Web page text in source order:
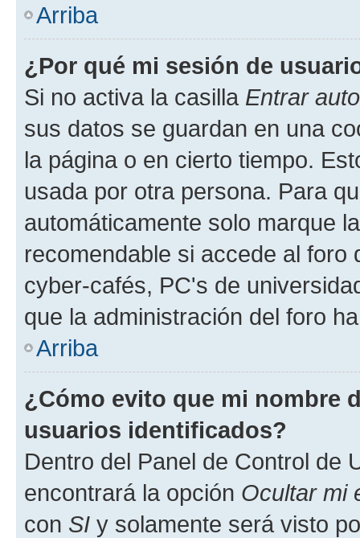
Arriba
¿Por qué mi sesión de
Si no activa la casilla Entrar
sus datos se guardan en una
la página o en cierto tiempo.
usada por otra persona. Para
automáticamente solo marque
recomendable si accede al foro
cyber-cafés, PC's de
que la administración del foro
Arriba
¿Cómo evito que mi nombre
usuarios identificados?
Dentro del Panel de Control de
encontrará la opción Ocultar mi
con SI y solamente será visto